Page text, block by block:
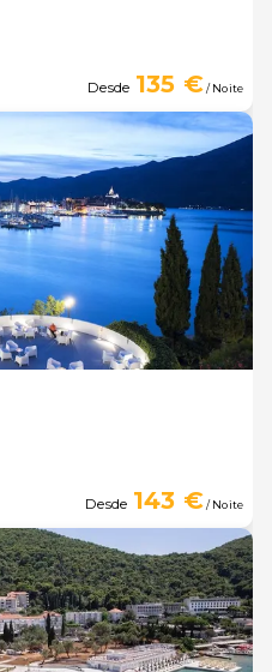
Desde 135 €/ Noite
Desde 143 €/ Noite